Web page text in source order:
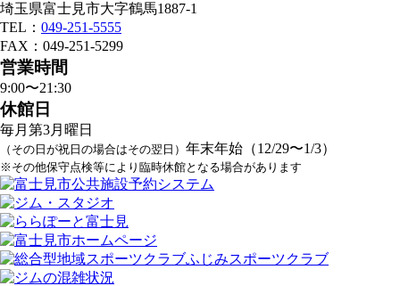
埼玉県富士見市大字鶴馬1887-1
TEL： 049-251-5555
FAX：049-251-5299
営業時間
9:00〜21:30
休館日
毎月第3月曜日
（その日が祝日の場合はその翌日） 年末年始（12/29〜1/3）
※その他保守点検等により臨時休館となる場合があります